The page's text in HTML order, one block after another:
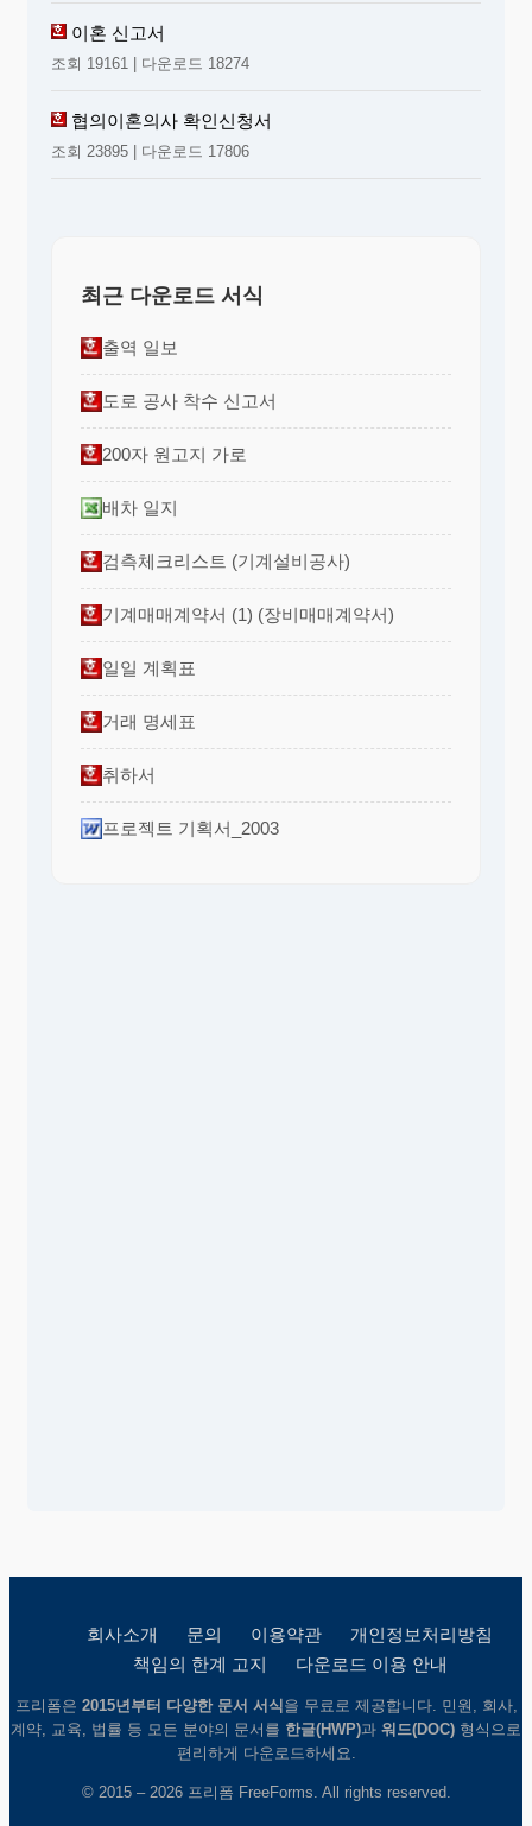
이혼 신고서
조회 19161 | 다운로드 18274
협의이혼의사 확인신청서
조회 23895 | 다운로드 17806
최근 다운로드 서식
출역 일보
도로 공사 착수 신고서
200자 원고지 가로
배차 일지
검측체크리스트 (기계설비공사)
기계매매계약서 (1) (장비매매계약서)
일일 계획표
거래 명세표
취하서
프로젝트 기획서_2003
회사소개 문의 이용약관
개인정보처리방침
책임의 한계 고지
다운로드 이용 안내
프리폼은 2015년부터 다양한 문서 서식 을 무료로 제공합니다. 민원, 회사,
계약, 교육, 법률 등 모든 분야의 문서를 한글(HWP)과 워드(DOC) 형식으로
편리하게 다운로드하세요.
© 2015 – 2026 프리폼 FreeForms. All rights reserved.